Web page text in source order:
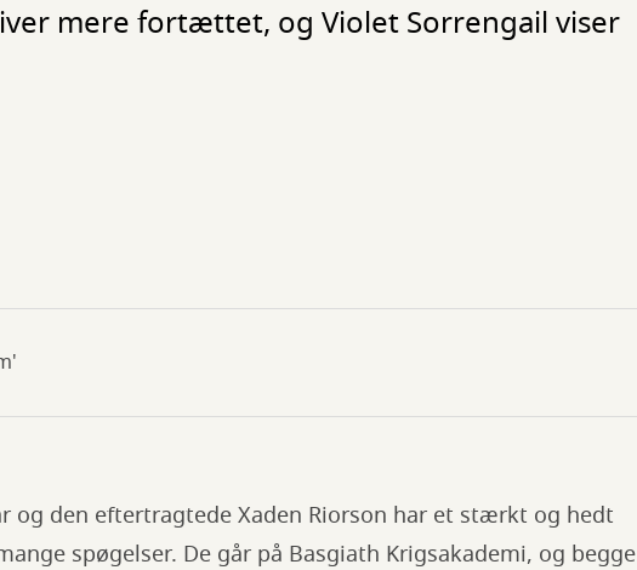
mere fortættet, og Violet Sorrengail viser
og den eftertragtede Xaden Riorson har et stærkt og hedt
spøgelser. De går på Basgiath Krigsakademi, og begge